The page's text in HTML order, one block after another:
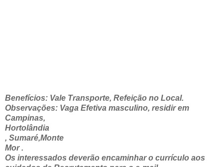
Benefícios: Vale Transporte, Refeição no Local.
Observações: Vaga Efetiva masculino, residir em
Campinas,
Hortolândia
, Sumaré,Monte
Mor .
Os interessados deverão encaminhar o currículo aos